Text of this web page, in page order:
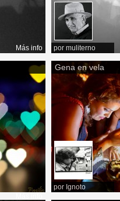
Más info por muliterno
Gena en vela
por Ignoto